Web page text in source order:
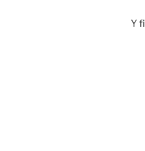
Y